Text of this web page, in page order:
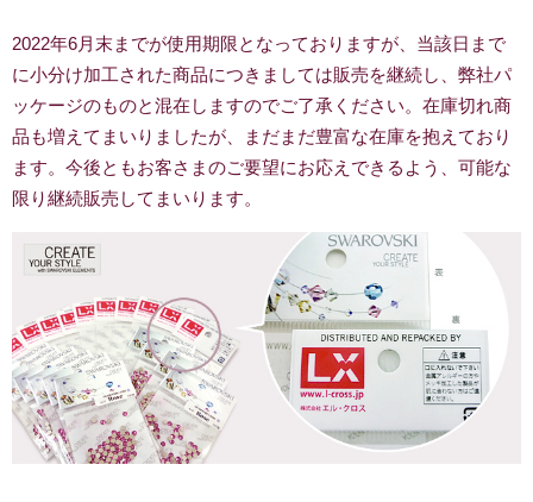
2022年6月末までが使用期限となっておりますが、当該日まで
に小分け加工された商品につきましては販売を継続し、弊社パ
ッケージのものと混在しますのでご了承ください。在庫切れ商
品も増えてまいりましたが、まだまだ豊富な在庫を抱えており
ます。今後ともお客さまのご要望にお応えできるよう、可能な
限り継続販売してまいります。